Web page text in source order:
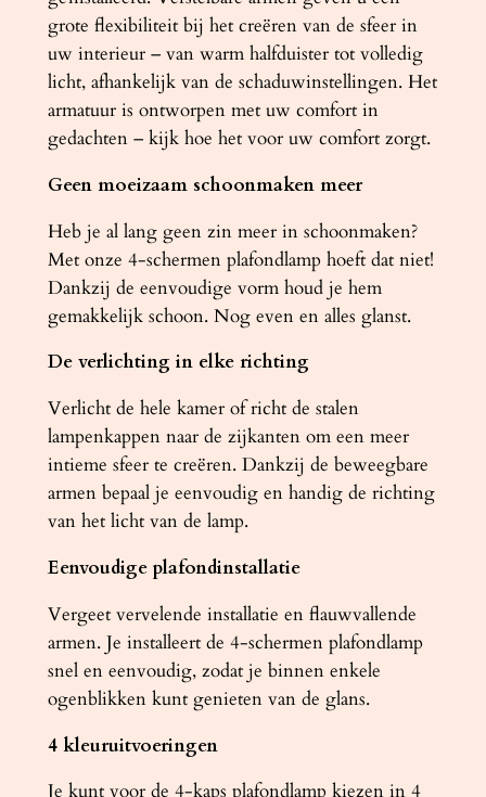
L
w
i
t
a
n
t
a
l
grote flexibiliteit bij het creëren van de sfeer in
uw interieur – van warm halfduister tot volledig
licht, afhankelijk van de schaduwinstellingen. Het
armatuur is ontworpen met uw comfort in
gedachten – kijk hoe het voor uw comfort zorgt.
Geen moeizaam schoonmaken meer
Heb je al lang geen zin meer in schoonmaken?
Met onze 4-schermen plafondlamp hoeft dat niet!
Dankzij de eenvoudige vorm houd je hem
gemakkelijk schoon. Nog even en alles glanst.
De verlichting in elke richting
Verlicht de hele kamer of richt de stalen
lampenkappen naar de zijkanten om een ​​meer
intieme sfeer te creëren. Dankzij de beweegbare
armen bepaal je eenvoudig en handig de richting
van het licht van de lamp.
Eenvoudige plafondinstallatie
Vergeet vervelende installatie en flauwvallende
armen. Je installeert de 4-schermen plafondlamp
snel en eenvoudig, zodat je binnen enkele
ogenblikken kunt genieten van de glans.
4 kleuruitvoeringen
Je kunt voor de 4-kaps plafondlamp kiezen in 4